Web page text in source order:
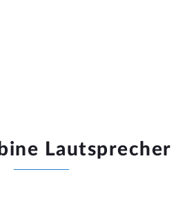
Lautsprecher